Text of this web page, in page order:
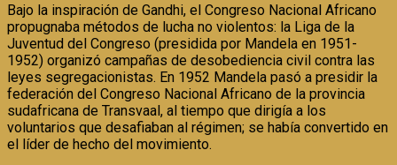
Bajo la inspiración de Gandhi, el Congreso Nacional Africano
propugnaba métodos de lucha no violentos: la Liga de la
Juventud del Congreso (presidida por Mandela en 1951-
1952) organizó campañas de desobediencia civil contra las
leyes segregacionistas. En 1952 Mandela pasó a presidir la
federación del Congreso Nacional Africano de la provincia
sudafricana de Transvaal, al tiempo que dirigía a los
voluntarios que desafiaban al régimen; se había convertido en
el líder de hecho del movimiento.